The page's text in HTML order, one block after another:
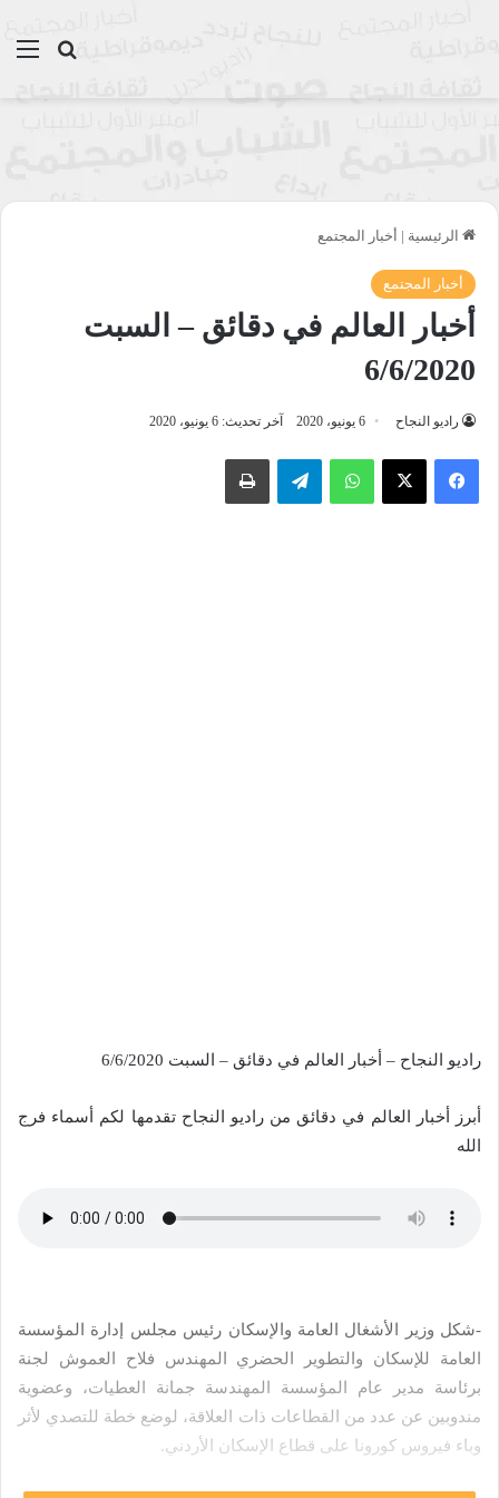
بحث
الرئيسية | أخبار المجتمع
أخبار المجتمع
أخبار العالم في دقائق – السبت
6/6/2020
راديو النجاح 6 يونيو، 2020 آخر تحديث: 6 يونيو، 2020
واتساب تيلقرام طباعة
راديو النجاح – أخبار العالم في دقائق – السبت 6/6/2020
أبرز أخبار العالم في دقائق من راديو النجاح تقدمها لكم أسماء فرج
الله
-شكل وزير الأشغال العامة والإسكان رئيس مجلس إدارة المؤسسة
العامة للإسكان والتطوير الحضري ‏المهندس فلاح العموش لجنة
برئاسة مدير عام المؤسسة المهندسة جمانة العطيات، وعضوية
مندوبين عن عدد من القطاعات ذات العلاقة، لوضع خطة للتصدي لأثر
وباء فيروس كورونا على قطاع الإسكان الأردني.